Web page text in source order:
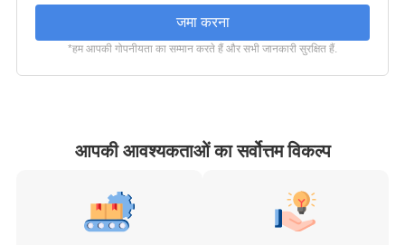
जमा करना
*हम आपकी गोपनीयता का सम्मान करते हैं और सभी जानकारी सुरक्षित हैं.
आपकी आवश्यकताओं का सर्वोत्तम विकल्प